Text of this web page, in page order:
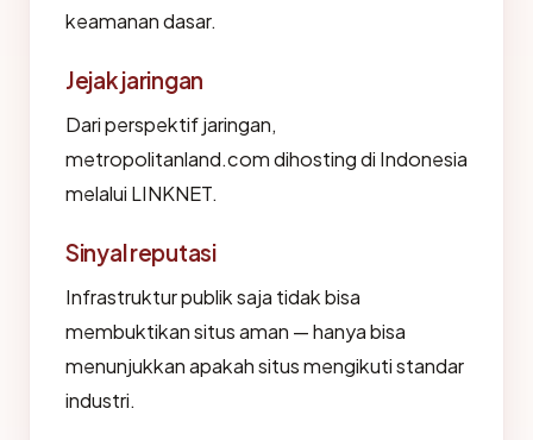
keamanan dasar.
Jejak jaringan
Dari perspektif jaringan,
metropolitanland.com dihosting di Indonesia
melalui LINKNET.
Sinyal reputasi
Infrastruktur publik saja tidak bisa
membuktikan situs aman — hanya bisa
menunjukkan apakah situs mengikuti standar
industri.